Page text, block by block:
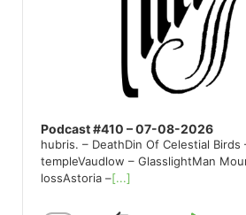
Podcast #410 – 07-08-2026
hubris. – DeathDin Of Celestial Birds
templeVaudlow – GlasslightMan
lossAstoria –[...]